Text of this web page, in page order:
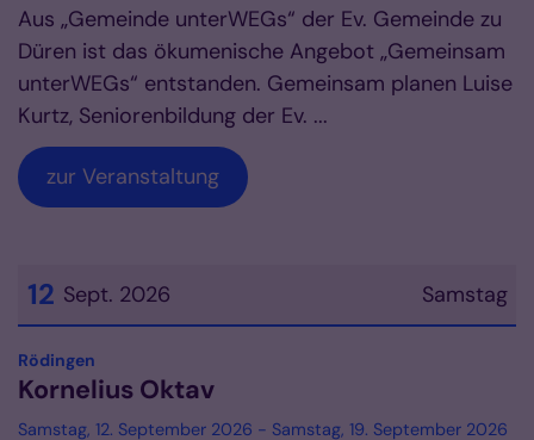
Aus „Gemeinde unterWEGs“ der Ev. Gemeinde zu
Düren ist das ökumenische Angebot „Gemeinsam
unterWEGs“ entstanden. Gemeinsam planen Luise
Kurtz, Seniorenbildung der Ev. ...
zur Veranstaltung
Samstag
12 Sept. 2026
Datum: 12. September 2026
Rödingen
Kornelius Oktav
Samstag, 12. September 2026 - Samstag, 19. September 2026